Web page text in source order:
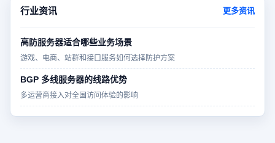
行业资讯 更多资讯
高防服务器适合哪些业务场景
游戏、电商、站群和接口服务如何选择防护方案
BGP 多线服务器的线路优势
多运营商接入对全国访问体验的影响